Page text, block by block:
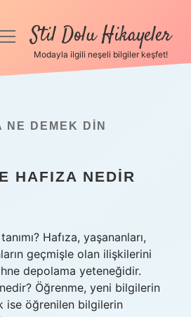
Stil Dolu Hikayeler
Modayla ilgili neşeli bilgiler keşfet!
NE DEMEK DIN
HAFIZA NEDIR
Hafıza, yaşananları,
geçmişle olan ilişkilerini
depolama yeteneğidir.
Öğrenme, yeni bilgilerin
ise öğrenilen bilgilerin